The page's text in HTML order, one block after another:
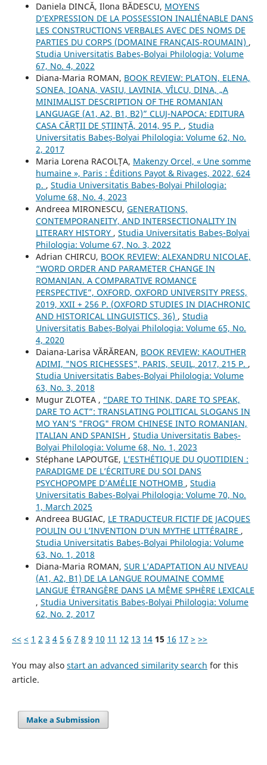
Daniela DINCĂ, Ilona BĂDESCU, MOYENS
D’EXPRESSION DE LA POSSESSION INALIÉNABLE DANS
LES CONSTRUCTIONS VERBALES AVEC DES NOMS DE
PARTIES DU CORPS (DOMAINE FRANÇAIS-ROUMAIN) ,
Studia Universitatis Babeș-Bolyai Philologia: Volume
67, No. 4, 2022
Diana-Maria ROMAN, BOOK REVIEW: PLATON, ELENA,
SONEA, IOANA, VASIU, LAVINIA, VÎLCU, DINA, „A
MINIMALIST DESCRIPTION OF THE ROMANIAN
LANGUAGE (A1, A2, B1, B2)” CLUJ-NAPOCA: EDITURA
CASA CĂRȚII DE ȘTIINȚĂ, 2014, 95 P. , Studia
Universitatis Babeș-Bolyai Philologia: Volume 62, No.
2, 2017
Maria Lorena RACOLȚA, Makenzy Orcel, « Une somme
humaine », Paris : Éditions Payot & Rivages, 2022, 624
p. , Studia Universitatis Babeș-Bolyai Philologia:
Volume 68, No. 4, 2023
Andreea MIRONESCU, GENERATIONS,
CONTEMPORANEITY, AND INTERSECTIONALITY IN
LITERARY HISTORY , Studia Universitatis Babeș-Bolyai
Philologia: Volume 67, No. 3, 2022
Adrian CHIRCU, BOOK REVIEW: ALEXANDRU NICOLAE,
“WORD ORDER AND PARAMETER CHANGE IN
ROMANIAN. A COMPARATIVE ROMANCE
PERSPECTIVE”, OXFORD, OXFORD UNIVERSITY PRESS,
2019, XXII + 256 P. (OXFORD STUDIES IN DIACHRONIC
AND HISTORICAL LINGUISTICS, 36) , Studia
Universitatis Babeș-Bolyai Philologia: Volume 65, No.
4, 2020
Daiana-Larisa VĂRĂREAN, BOOK REVIEW: KAOUTHER
ADIMI, "NOS RICHESSES", PARIS, SEUIL, 2017, 215 P. ,
Studia Universitatis Babeș-Bolyai Philologia: Volume
63, No. 3, 2018
Mugur ZLOTEA , “DARE TO THINK, DARE TO SPEAK,
DARE TO ACT”: TRANSLATING POLITICAL SLOGANS IN
MO YAN’S "FROG" FROM CHINESE INTO ROMANIAN,
ITALIAN AND SPANISH , Studia Universitatis Babeș-
Bolyai Philologia: Volume 68, No. 1, 2023
Stéphane LAPOUTGE, L’ESTHÉTIQUE DU QUOTIDIEN :
PARADIGME DE L’ÉCRITURE DU SOI DANS
PSYCHOPOMPE D’AMÉLIE NOTHOMB , Studia
Universitatis Babeș-Bolyai Philologia: Volume 70, No.
1, March 2025
Andreea BUGIAC, LE TRADUCTEUR FICTIF DE JACQUES
POULIN OU L’INVENTION D’UN MYTHE LITTÉRAIRE ,
Studia Universitatis Babeș-Bolyai Philologia: Volume
63, No. 1, 2018
Diana-Maria ROMAN, SUR L’ADAPTATION AU NIVEAU
(A1, A2, B1) DE LA LANGUE ROUMAINE COMME
LANGUE ÉTRANGÈRE DANS LA MÊME SPHÈRE LEXICALE
, Studia Universitatis Babeș-Bolyai Philologia: Volume
62, No. 2, 2017
<< < 1 2 3 4 5 6 7 8 9 10 11 12 13 14 15 16 17 > >>
You may also start an advanced similarity search for this
article.
Make a Submission